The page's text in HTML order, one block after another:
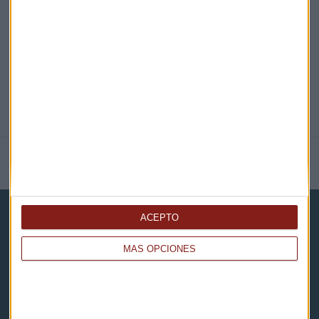
MÁS OPCIONES
ACEPTO
NOTICIAS RELACIONADAS